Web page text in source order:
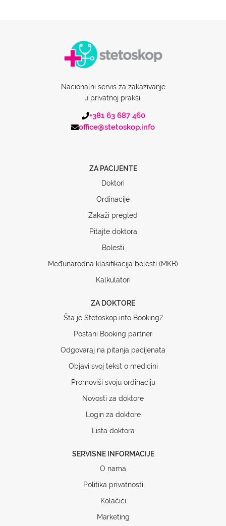
Nacionalni servis za zakazivanje
u privatnoj praksi.
+381 63 687 460
office@stetoskop.info
ZA PACIJENTE
Doktori
Ordinacije
Zakaži pregled
Pitajte doktora
Bolesti
Međunarodna klasifikacija bolesti (MKB)
Kalkulatori
ZA DOKTORE
Šta je Stetoskop.info Booking?
Postani Booking partner
Odgovaraj na pitanja pacijenata
Objavi svoj tekst o medicini
Promoviši svoju ordinaciju
Novosti za doktore
Login za doktore
Lista doktora
SERVISNE INFORMACIJE
O nama
Politika privatnosti
Kolačići
Marketing